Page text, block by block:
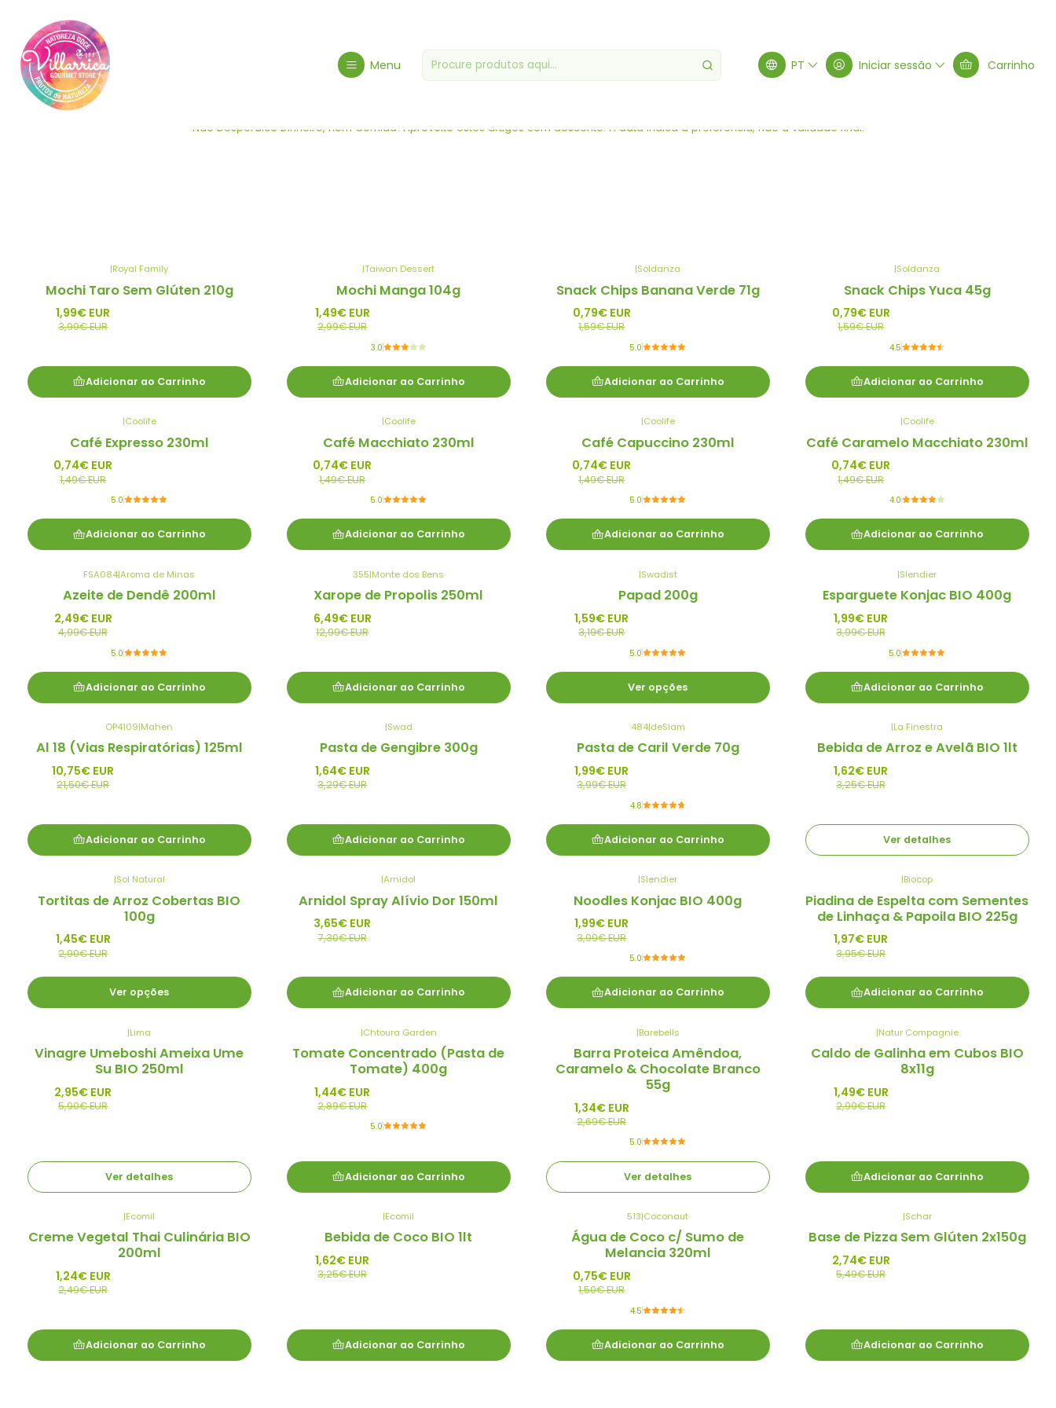
Menu PT Iniciar sessão Carrinho
Zero Desperdício
Não Desperdice Dinheiro, nem Comida! Aproveite estes artigos com desconto. A data indica a preferência, não a validade final.
-50%
Promo
|Royal Family
Mochi Taro Sem Glúten 210g
1,99€ EUR
3,99€ EUR
Adicionar ao Carrinho
|Taiwan Dessert
Mochi Manga 104g
1,49€ EUR
2,99€ EUR
3.0
Adicionar ao Carrinho
-50%
Promo
|Soldanza
Snack Chips Banana Verde 71g
0,79€ EUR
1,59€ EUR
5.0
Adicionar ao Carrinho
|Soldanza
Snack Chips Yuca 45g
0,79€ EUR
1,59€ EUR
4.5
Adicionar ao Carrinho
|Coolife
Café Expresso 230ml
0,74€ EUR
1,49€ EUR
5.0
Adicionar ao Carrinho
Promo
|Coolife
Café Macchiato 230ml
0,74€ EUR
1,49€ EUR
5.0
Adicionar ao Carrinho
Promo
|Coolife
Café Capuccino 230ml
0,74€ EUR
1,49€ EUR
5.0
Adicionar ao Carrinho
-50%
Promo
|Coolife
Café Caramelo Macchiato 230ml
0,74€ EUR
1,49€ EUR
4.0
Adicionar ao Carrinho
Promo
FSA084|Aroma de Minas
Azeite de Dendê 200ml
2,49€ EUR
4,99€ EUR
5.0
Adicionar ao Carrinho
-50%
Promo
355|Monte dos Bens
Xarope de Propolis 250ml
6,49€ EUR
12,99€ EUR
Adicionar ao Carrinho
|Swadist
Papad 200g
1,59€ EUR
3,19€ EUR
5.0
Ver opções
-50%
Promo
|Slendier
Esparguete Konjac BIO 400g
1,99€ EUR
3,99€ EUR
5.0
Adicionar ao Carrinho
-50%
Promo
OP4109|Mahen
Al 18 (Vias Respiratórias) 125ml
10,75€ EUR
21,50€ EUR
Adicionar ao Carrinho
-50%
Promo
|Swad
Pasta de Gengibre 300g
1,64€ EUR
3,29€ EUR
Adicionar ao Carrinho
-50%
Promo
484|deSiam
Pasta de Caril Verde 70g
1,99€ EUR
3,99€ EUR
4.8
Adicionar ao Carrinho
-50%
Promo
Esgotado
|La Finestra
Bebida de Arroz e Avelã BIO 1lt
1,62€ EUR
3,25€ EUR
Ver detalhes
-50%
Promo
|Sol Natural
Tortitas de Arroz Cobertas BIO
100g
1,45€ EUR
2,90€ EUR
Ver opções
-50%
Promo
|Arnidol
Arnidol Spray Alívio Dor 150ml
3,65€ EUR
7,30€ EUR
Adicionar ao Carrinho
-50%
Promo
|Slendier
Noodles Konjac BIO 400g
1,99€ EUR
3,99€ EUR
5.0
Adicionar ao Carrinho
-50%
Promo
|Biocop
Piadina de Espelta com Sementes
de Linhaça & Papoila BIO 225g
1,97€ EUR
3,95€ EUR
Adicionar ao Carrinho
-50%
Promo
|Lima
Vinagre Umeboshi Ameixa Ume
Su BIO 250ml
2,95€ EUR
5,90€ EUR
Ver detalhes
Promo
|Chtoura Garden
Tomate Concentrado (Pasta de
Tomate) 400g
1,44€ EUR
2,89€ EUR
5.0
Adicionar ao Carrinho
-50%
Promo
|Barebells
Barra Proteica Amêndoa,
Caramelo & Chocolate Branco
55g
1,34€ EUR
2,69€ EUR
5.0
Ver detalhes
-50%
Promo
|Natur Compagnie
Caldo de Galinha em Cubos BIO
8x11g
1,49€ EUR
2,99€ EUR
Adicionar ao Carrinho
-50%
Promo
|Ecomil
Creme Vegetal Thai Culinária BIO
200ml
1,24€ EUR
2,49€ EUR
Adicionar ao Carrinho
Promo
|Ecomil
Bebida de Coco BIO 1lt
1,62€ EUR
3,25€ EUR
Adicionar ao Carrinho
-50%
Promo
513|Coconaut
Água de Coco c/ Sumo de
Melancia 320ml
0,75€ EUR
1,50€ EUR
4.5
Adicionar ao Carrinho
-50%
Promo
|Schar
Base de Pizza Sem Glúten 2x150g
2,74€ EUR
5,49€ EUR
Adicionar ao Carrinho